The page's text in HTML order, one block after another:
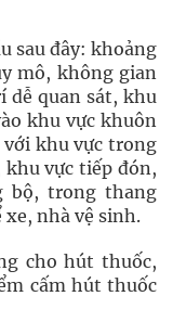
sau đây: khoảng
mô, không gian
dễ quan sát, khu
khu vực khuôn
khu vực trong
khu vực tiếp đón,
bộ, trong thang
xe, nhà vệ sinh.
cho hút thuốc,
cấm hút thuốc